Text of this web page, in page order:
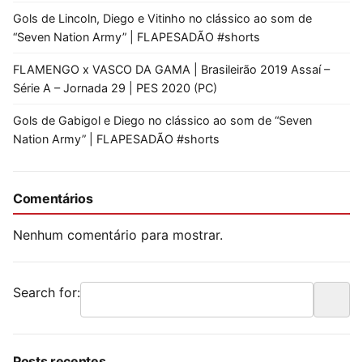
Gols de Lincoln, Diego e Vitinho no clássico ao som de
“Seven Nation Army” | FLAPESADÃO #shorts
FLAMENGO x VASCO DA GAMA | Brasileirão 2019 Assaí –
Série A – Jornada 29 | PES 2020 (PC)
Gols de Gabigol e Diego no clássico ao som de “Seven
Nation Army” | FLAPESADÃO #shorts
Comentários
Nenhum comentário para mostrar.
Search for: